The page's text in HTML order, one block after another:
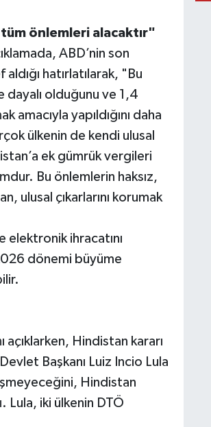
önlemleri alacaktır"
ABD’nin son
hatırlatılarak, "Bu
dayalı olduğunu ve 1,4
amacıyla yapıldığını daha
ülkenin de kendi ulusal
ek gümrük vergileri
Bu önlemlerin haksız,
ulusal çıkarlarını korumak
elektronik ihracatını
dönemi büyüme
Hindistan kararı
Başkanı Luiz Incio Lula
Hindistan
Lula, iki ülkenin DTÖ